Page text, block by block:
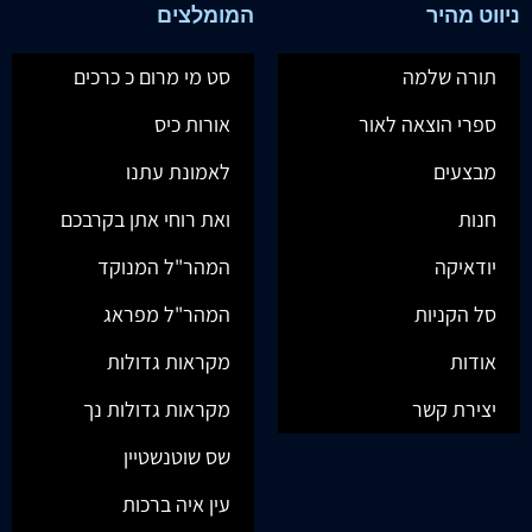
ניווט מהיר
תורה שלמה
ספרי הוצאה לאור
מבצעים
חנות
יודאיקה
סל הקניות
אודות
יצירת קשר
המומלצים
סט מי מרום כ כרכים
אורות כיס
לאמונת עתנו
ואת רוחי אתן בקרבכם
המהר"ל המנוקד
המהר"ל מפראג
מקראות גדולות
מקראות גדולות נך
שס שוטנשטיין
עין איה ברכות